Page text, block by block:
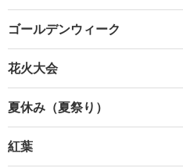
ゴールデンウィーク
花火大会
夏休み（夏祭り）
紅葉